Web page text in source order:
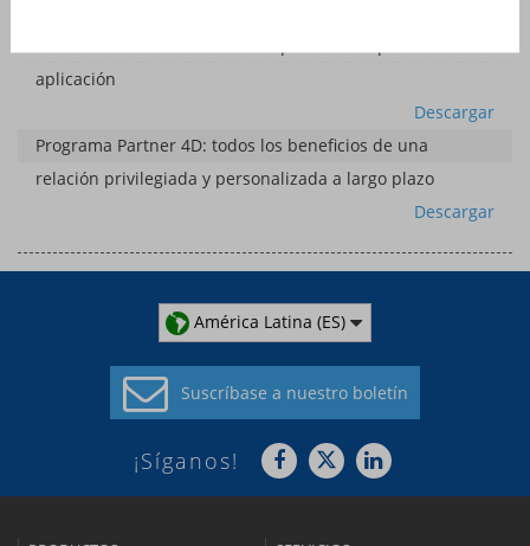
aplicación
Descargar
Programa Partner 4D: todos los beneficios de una
relación privilegiada y personalizada a largo plazo
Descargar
América Latina (ES)
Suscríbase a nuestro boletín
¡Síganos!